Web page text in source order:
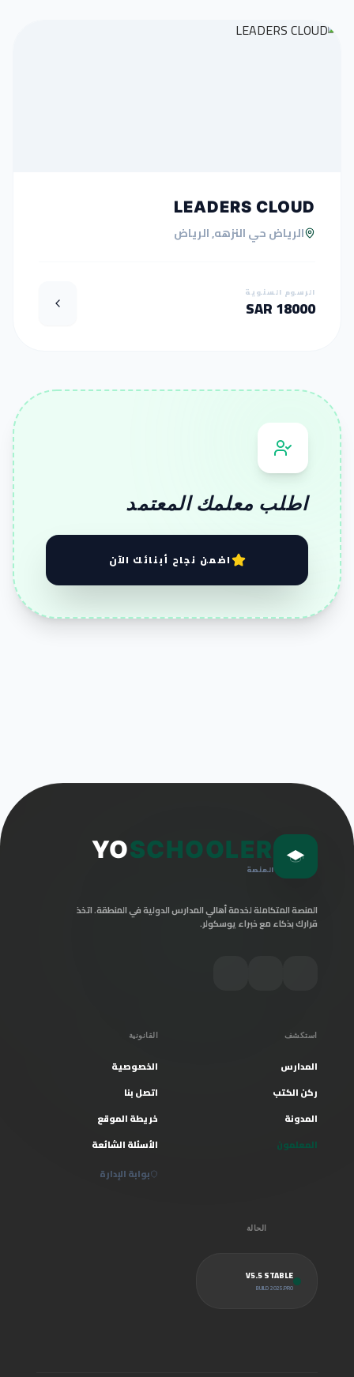
LEADERS CLOUD
الرياض حي النزهه, الرياض
الرسوم السنوية
18000 SAR
اطلب معلمك المعتمد
اضمن نجاح أبنائك الآن
YOSCHOOLER
المنصة
المنصة المتكاملة لخدمة أهالي المدارس الدولية في المنطقة. اتخذ
قرارك بذكاء مع خبراء يوسكولر.
استكشف
المدارس
ركن الكتب
المدونة
المعلمون
القانونية
الخصوصية
اتصل بنا
خريطة الموقع
الأسئلة الشائعة
بوابة الإدارة
الحالة
V5.5 STABLE
BUILD 2025.PRO